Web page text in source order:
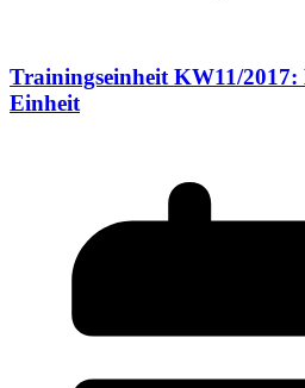
Trainingseinheit KW11/2017:
Einheit